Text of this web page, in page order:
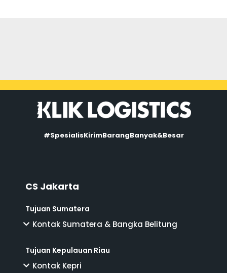
#SpesialisKirimBarangBanyak&Besar
CS Jakarta
Tujuan Sumatera
Kontak Sumatera & Bangka Belitung
Tujuan Kepulauan Riau
Kontak Kepri